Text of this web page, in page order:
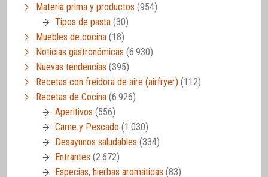
Materia prima y productos (954)
Tipos de pasta (30)
Muebles de cocina (18)
Noticias gastronómicas (6.930)
Nuevas tendencias (395)
Recetas con freidora de aire (airfryer) (112)
Recetas de Cocina (6.926)
Aperitivos (556)
Carne y Pescado (1.030)
Desayunos saludables (334)
Entrantes (2.672)
Especias, hierbas aromáticas (83)